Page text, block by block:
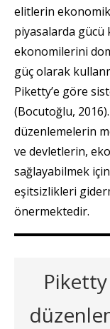
elitlerin
piyasalarda
ekonomilerini
güç olarak
Piketty’e göre
(Bocutoğlu,
düzenlemelerin
ve devletlerin,
sağlayabilmek
eşitsizlikleri
önermektedir.